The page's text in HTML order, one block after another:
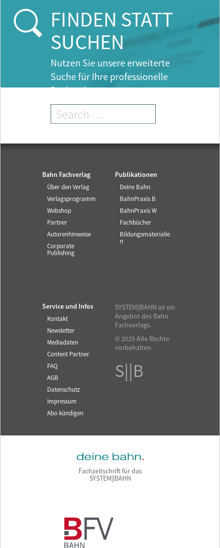
FINDEN STATT
SUCHEN
Nutzen Sie unsere erweiterte
Suche für Ihre professionelle
Recherche.
Bahn Fachverlag
Über den Verlag
Verlagsprogramm
Webshop
Partner
Autorenhinweise
Corporate
Publishing
Publikationen
Deine Bahn
BahnPraxis B
BahnPraxis W
Fachbücher
Bildungsmaterialie
n
Service und Infos
Kontakt
Newsletter
Mediadaten
Content Partner
FAQ
AGB
Datenschutz
Impressum
Abo kündigen
SYSTEM||BAHN ist ein
Angebot des Bahn
Fachverlags.
© 2025 Alle Rechte
vorbehalten.
S||B
Fachzeitschrift für das
SYSTEM||BAHN